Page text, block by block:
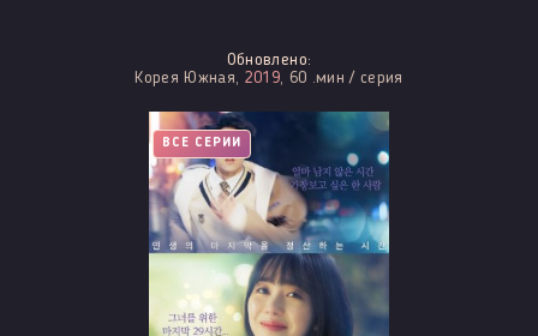
Обновлено:
Корея Южная, 2019 , 60 .мин / серия
ВСЕ СЕРИИ